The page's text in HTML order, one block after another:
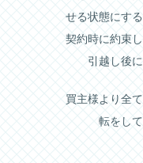
せる状態にす
契約時に約束
引越し後
買主様より全
転をし